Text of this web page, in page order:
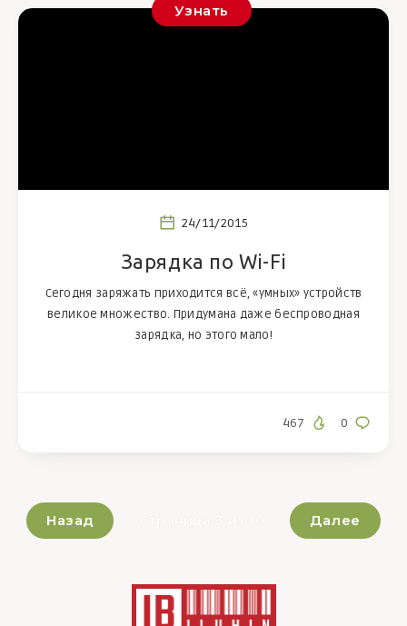
Узнать
24/11/2015
Зарядка по Wi-Fi
Сегодня заряжать приходится всё, «умных» устройств
великое множество. Придумана даже беспроводная
зарядка, но этого мало!
0
467
Назад Далее